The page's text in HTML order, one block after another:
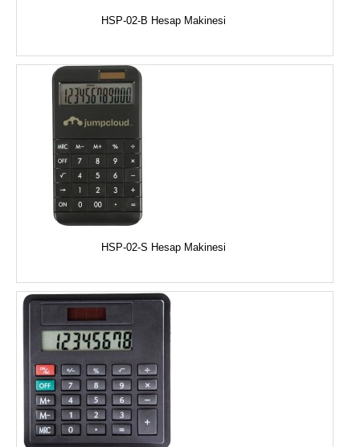
HSP-02-B Hesap Makinesi
HSP-02-S Hesap Makinesi